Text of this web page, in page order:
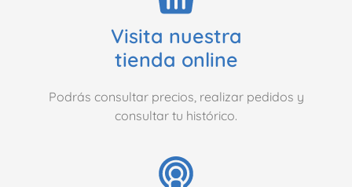
Visita nuestra
tienda online
Podrás consultar precios, realizar pedidos y
consultar tu histórico.